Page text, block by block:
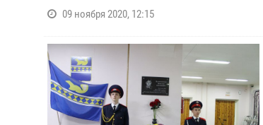
09 ноября 2020, 12:15